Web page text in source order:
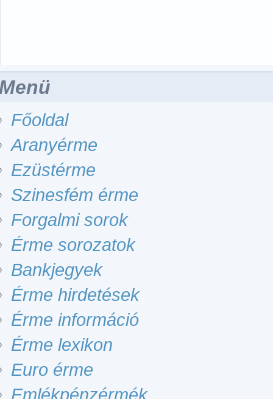
Főoldal
Aranyérme
Ezüstérme
Szinesfém érme
Forgalmi sorok
Érme sorozatok
Bankjegyek
Érme hirdetések
Érme információ
Érme lexikon
Euro érme
Emlékpénzérmék